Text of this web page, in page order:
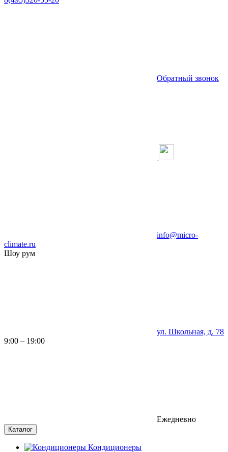
Обратный звонок
info@micro-
climate.ru
Шоу рум
ул. Школьная, д. 78
9:00 – 19:00
Ежедневно
Каталог
Кондиционеры